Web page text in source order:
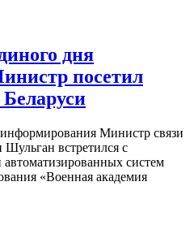
дня
посетил
Министр связи
встретился с
автоматизированных систем
«Военная академия